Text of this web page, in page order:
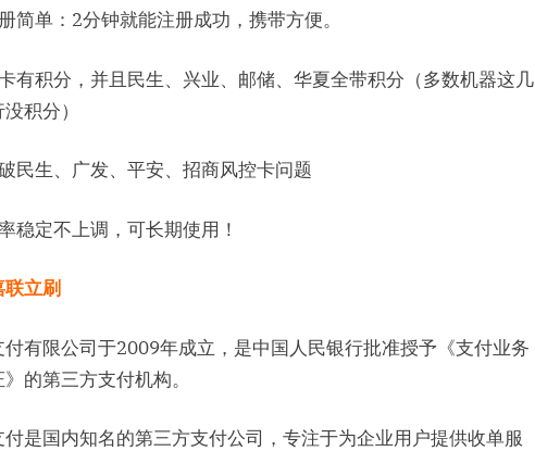
简单：2分钟就能注册成功，携带方便。
有积分，并且民生、兴业、邮储、华夏全带积分（多数机器这几
积分）
民生、广发、平安、招商风控卡问题
稳定不上调，可长期使用！
立刷
付有限公司于2009年成立，是中国人民银行批准授予《支付业务
的第三方支付机构。
付是国内知名的第三方支付公司，专注于为企业用户提供收单服